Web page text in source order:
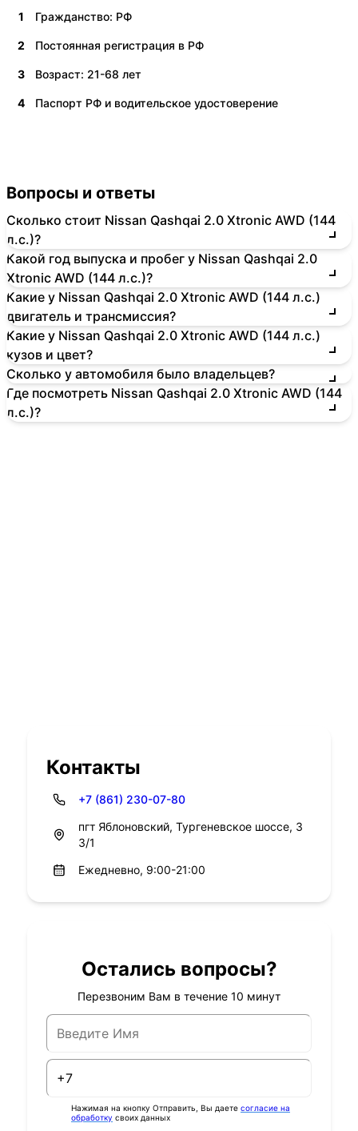
1 Гражданство: РФ
2 Постоянная регистрация в РФ
3 Возраст: 21-68 лет
4 Паспорт РФ и водительское удостоверение
Вопросы и ответы
Сколько стоит Nissan Qashqai 2.0 Xtronic AWD (144
л.с.)?
Какой год выпуска и пробег у Nissan Qashqai 2.0
Xtronic AWD (144 л.с.)?
Какие у Nissan Qashqai 2.0 Xtronic AWD (144 л.с.)
двигатель и трансмиссия?
Какие у Nissan Qashqai 2.0 Xtronic AWD (144 л.с.)
кузов и цвет?
Сколько у автомобиля было владельцев?
Где посмотреть Nissan Qashqai 2.0 Xtronic AWD (144
л.с.)?
Контакты
+7 (861) 230-07-80
пгт Яблоновский, Тургеневское шоссе, 3
3/1
Ежедневно, 9:00-21:00
Остались вопросы?
Перезвоним Вам в течение 10 минут
Нажимая на кнопку Отправить, Вы даете согласие на
обработку своих данных